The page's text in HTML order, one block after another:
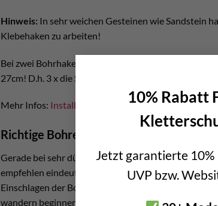
10% Rabatt
Jetzt garantierte
UVP bzw.
Hinweis: In sehr weichen Gesteinen wie Sandstein
Klebehaken zu arbeiten!
Bei zwei Bohrhaken-Sicherungspunkten
27cm! D.h. 3 x die Setztiefe.
Mehr Infos: Installationsanleitung Raumer Bohrhaken
Richtige Bohrer verwenden
Gerade bei sehr dünnen Bolts wie dem Raumer
empfehlen eindeutig Produkte mit PGM Prüfmarke.
Einschlagen der Bolts zu Problemen kommen. Oder
wandern beginnen bzw. die Laschen locker werden.